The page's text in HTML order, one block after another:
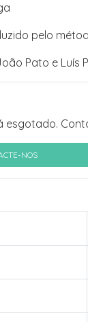
pelo
Pato e Luís
esgotado.
NOS